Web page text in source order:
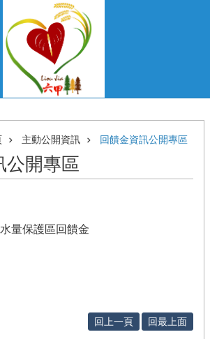
主動公開資訊 回饋金資訊公開專區
公開專區
量保護區回饋金
回上一頁 回最上面